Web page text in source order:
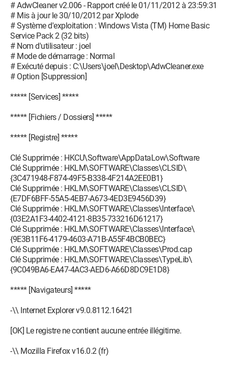
# AdwCleaner v2.006 - Rapport créé le 01/11/2012 à 23:59:31
# Mis à jour le 30/10/2012 par Xplode
# Système d'exploitation : Windows Vista (TM) Home Basic
Service Pack 2 (32 bits)
# Nom d'utilisateur : joel
# Mode de démarrage : Normal
# Exécuté depuis : C:\Users\joel\Desktop\AdwCleaner.exe
# Option [Suppression]
***** [Services] *****
***** [Fichiers / Dossiers] *****
***** [Registre] *****
Clé Supprimée : HKCU\Software\AppDataLow\Software
Clé Supprimée : HKLM\SOFTWARE\Classes\CLSID\
{3C471948-F874-49F5-B338-4F214A2EE0B1}
Clé Supprimée : HKLM\SOFTWARE\Classes\CLSID\
{E7DF6BFF-55A5-4EB7-A673-4ED3E9456D39}
Clé Supprimée : HKLM\SOFTWARE\Classes\Interface\
{03E2A1F3-4402-4121-8B35-733216D61217}
Clé Supprimée : HKLM\SOFTWARE\Classes\Interface\
{9E3B11F6-4179-4603-A71B-A55F4BCB0BEC}
Clé Supprimée : HKLM\SOFTWARE\Classes\Prod.cap
Clé Supprimée : HKLM\SOFTWARE\Classes\TypeLib\
{9C049BA6-EA47-4AC3-AED6-A66D8DC9E1D8}
***** [Navigateurs] *****
-\\ Internet Explorer v9.0.8112.16421
[OK] Le registre ne contient aucune entrée illégitime.
-\\ Mozilla Firefox v16.0.2 (fr)